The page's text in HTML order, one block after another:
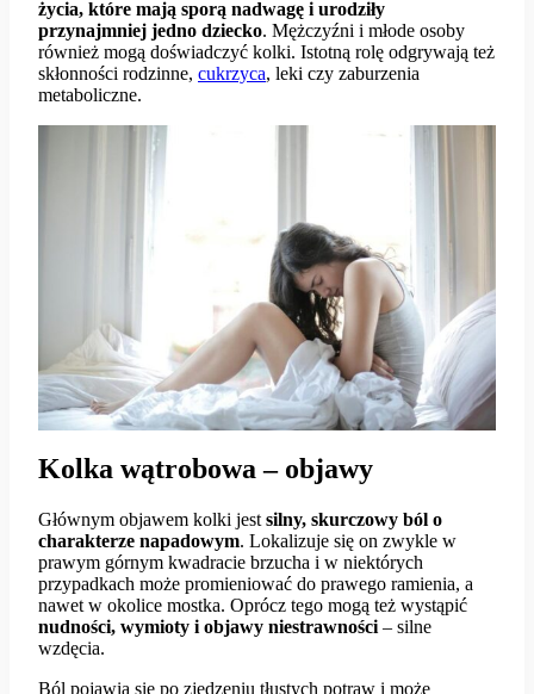
życia, które mają sporą nadwagę i urodziły
przynajmniej jedno dziecko. Mężczyźni i młode osoby
również mogą doświadczyć kolki. Istotną rolę odgrywają też
skłonności rodzinne, cukrzyca, leki czy zaburzenia
metaboliczne.
Kolka wątrobowa – objawy
Głównym objawem kolki jest silny, skurczowy ból o
charakterze napadowym. Lokalizuje się on zwykle w
prawym górnym kwadracie brzucha i w niektórych
przypadkach może promieniować do prawego ramienia, a
nawet w okolice mostka. Oprócz tego mogą też wystąpić
nudności, wymioty i objawy niestrawności – silne
wzdęcia.
Ból pojawia się po zjedzeniu tłustych potraw i może